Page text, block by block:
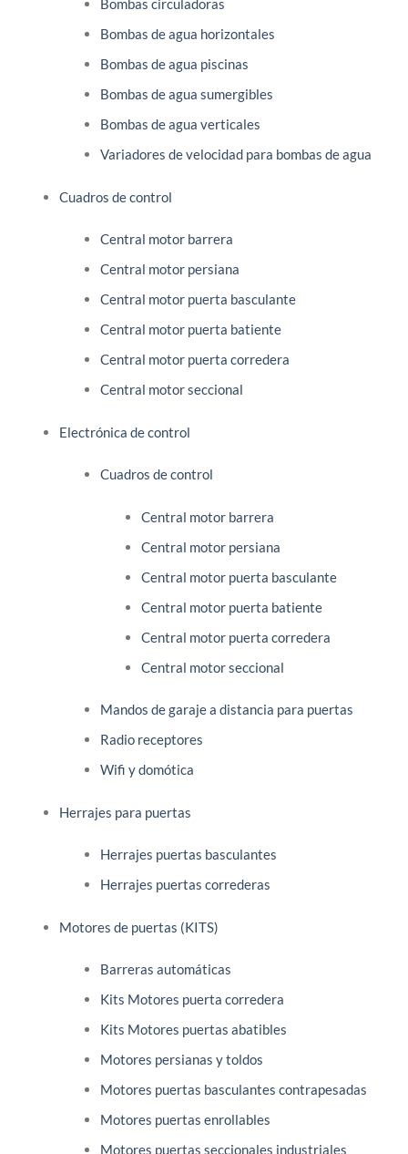
Bombas circuladoras
Bombas de agua horizontales
Bombas de agua piscinas
Bombas de agua sumergibles
Bombas de agua verticales
Variadores de velocidad para bombas de agua
Cuadros de control
Central motor barrera
Central motor persiana
Central motor puerta basculante
Central motor puerta batiente
Central motor puerta corredera
Central motor seccional
Electrónica de control
Cuadros de control
Central motor barrera
Central motor persiana
Central motor puerta basculante
Central motor puerta batiente
Central motor puerta corredera
Central motor seccional
Mandos de garaje a distancia para puertas
Radio receptores
Wifi y domótica
Herrajes para puertas
Herrajes puertas basculantes
Herrajes puertas correderas
Motores de puertas (KITS)
Barreras automáticas
Kits Motores puerta corredera
Kits Motores puertas abatibles
Motores persianas y toldos
Motores puertas basculantes contrapesadas
Motores puertas enrollables
Motores puertas seccionales industriales